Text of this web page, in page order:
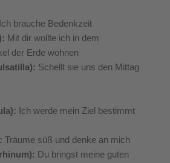
Ich brauche Bedenkzeit
Mit dir wollte ich in dem
der Erde wohnen
Schellt sie uns den Mittag
Ich werde mein Ziel bestimmt
Träume süß und denke an mich
Du bringst meine guten